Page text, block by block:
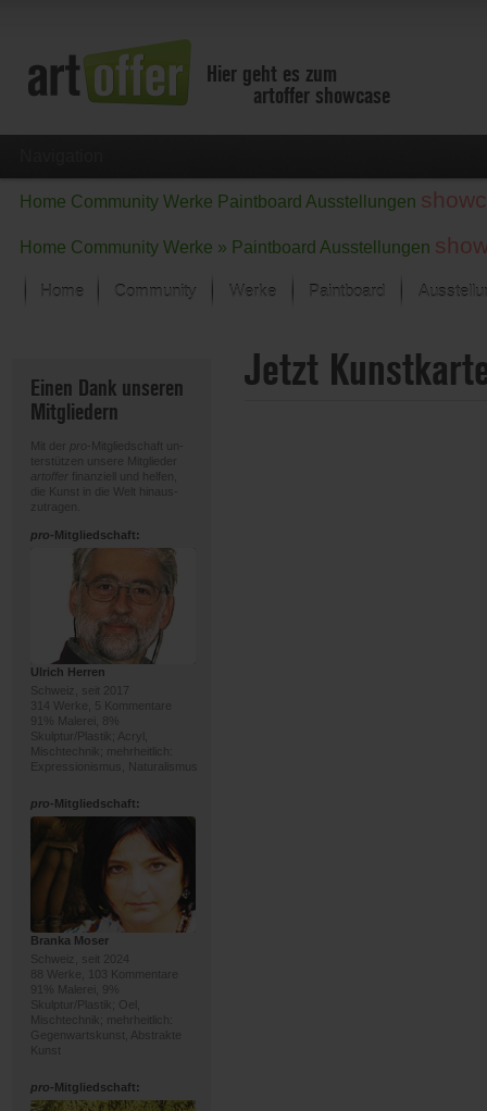
Hier geht es zum
artoffer showcase
Home Community Werke Paintboard Ausstellungen
Home Community Werke » Paintboard Ausstellungen
Home Community Werke
Der letzte Monat im Fokus
Alle Fokus-Werke
Paintboard
Einen Dank unseren
Mitgliedern
Mit der pro
-Mitgliedschaft un-
terstützen unsere Mitglieder
artoffer finanziell und helfen,
die Kunst in die Welt hinaus-
zutragen.
pro-Mitgliedschaft:
Ulrich Herren
Schweiz, seit 2017
314 Werke, 5 Kommentare
91% Malerei, 8%
Skulptur/Plastik; Acryl,
Mischtechnik; mehrheitlich:
Expressionismus, Naturalismus
pro-Mitgliedschaft:
Branka Moser
Schweiz, seit 2024
88 Werke, 103 Kommentare
91% Malerei, 9%
Skulptur/Plastik; Oel,
Mischtechnik; mehrheitlich:
Gegenwartskunst, Abstrakte
Kunst
pro-Mitgliedschaft:
Jetzt